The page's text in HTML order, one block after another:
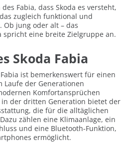
Fabia, dass Skoda es versteht,
zugleich funktional und
jung oder alt – das
spricht eine breite Zielgruppe an.
Skoda Fabia
ist bemerkenswert für einen
Laufe der Generationen
Komfortansprüchen
der dritten Generation bietet der
die für die alltäglichen
zählen eine Klimaanlage, ein
und eine Bluetooth-Funktion,
ermöglicht.